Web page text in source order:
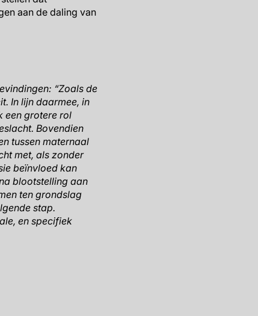
aan de daling van
“Zoals de
In lijn daarmee, in
een grotere rol
Bovendien
tussen maternaal
met, als zonder
beïnvloed kan
blootstelling aan
ten grondslag
stap.
en specifiek